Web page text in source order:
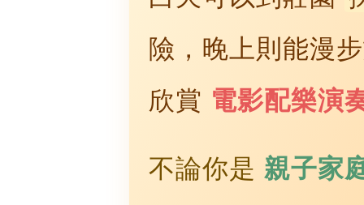
險，晚上則能漫
欣賞 電影配樂演
不論你是 親子家